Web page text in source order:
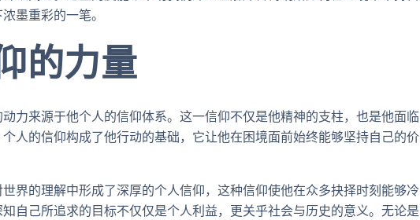
墨重彩的一笔。
的力量
力来源于他个人的信仰体系。这一信仰不仅是他精神的支柱，也是他面临
人的信仰构成了他行动的基础，它让他在困境面前始终能够坚持自己的价
界的理解中形成了深厚的个人信仰，这种信仰使他在众多抉择时刻能够冷
自己所追求的目标不仅仅是个人利益，更关乎社会与历史的意义。无论是